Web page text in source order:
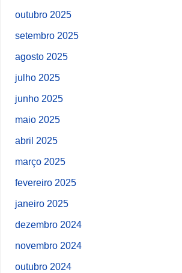
outubro 2025
setembro 2025
agosto 2025
julho 2025
junho 2025
maio 2025
abril 2025
março 2025
fevereiro 2025
janeiro 2025
dezembro 2024
novembro 2024
outubro 2024